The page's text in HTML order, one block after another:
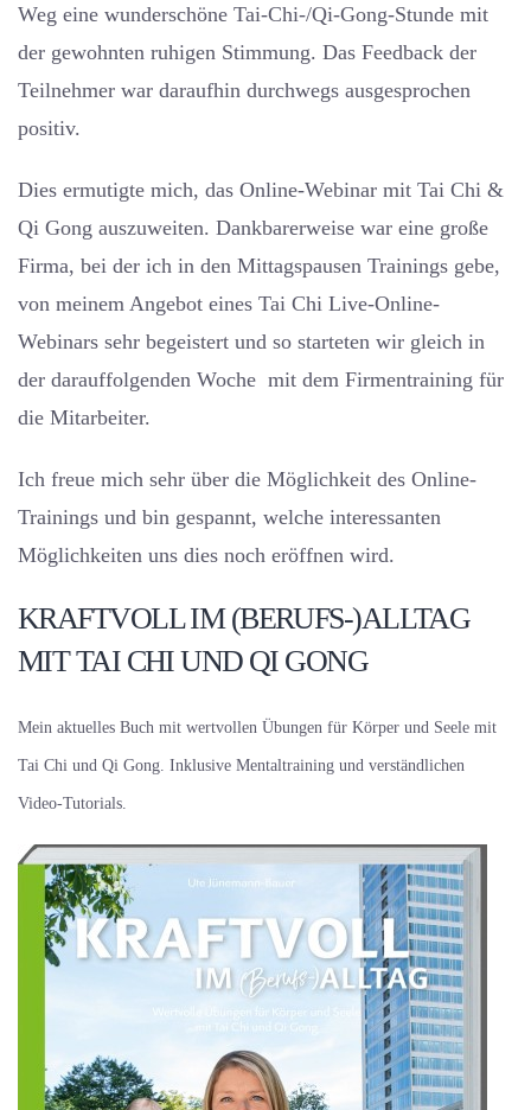
Weg eine wunderschöne Tai-Chi-/Qi-Gong-Stunde mit
der gewohnten ruhigen Stimmung. Das Feedback der
Teilnehmer war daraufhin durchwegs ausgesprochen
positiv.
Dies ermutigte mich, das Online-Webinar mit Tai Chi &
Qi Gong auszuweiten. Dankbarerweise war eine große
Firma, bei der ich in den Mittagspausen Trainings gebe,
von meinem Angebot eines Tai Chi Live-Online-
Webinars sehr begeistert und so starteten wir gleich in
der darauffolgenden Woche mit dem Firmentraining für
die Mitarbeiter.
Ich freue mich sehr über die Möglichkeit des Online-
Trainings und bin gespannt, welche interessanten
Möglichkeiten uns dies noch eröffnen wird.
KRAFTVOLL IM (BERUFS-)ALLTAG
MIT TAI CHI UND QI GONG
Mein aktuelles Buch mit wertvollen Übungen für Körper und Seele mit
Tai Chi und Qi Gong. Inklusive Mentaltraining und verständlichen
Video-Tutorials.